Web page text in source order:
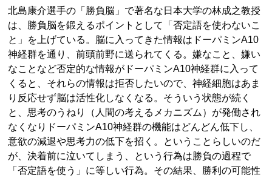
北島康介選手の「勝負脳」で著名な日本大学の林成之教授
は、勝負脳を鍛えるポイントとして「否定語を使わないこ
と」を上げている。脳に入ってきた情報はドーパミンA10
神経群を通り、前頭前野に送られてくる。嫌なこと、嫌い
なことなど否定的な情報がドーパミンA10神経群に入って
くると、それらの情報は拒否したいので、神経細胞はあま
り反応せず脳は活性化しなくなる。そういう状態が続く
と、思考のうねり（人間の考えるメカニズム）が発働され
なくなりドーパミンA10神経群の機能はどんどん低下し、
意欲の減退や思考力の低下を招く。ということらしいのだ
が、決着前に泣いてしまう、という行為は勝負の過程で
「否定語を使う」に等しい行為。その結果、勝利の可能性